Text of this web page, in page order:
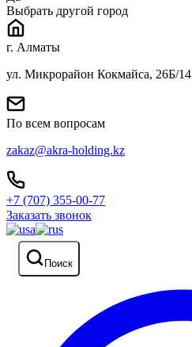
Выбрать другой город
г. Алматы
ул. Микрорайон Кокмайса, 26Б/14
По всем вопросам
zakaz@akra-holding.kz
+7 (707) 355-00-77
Заказать звонок
Поиск